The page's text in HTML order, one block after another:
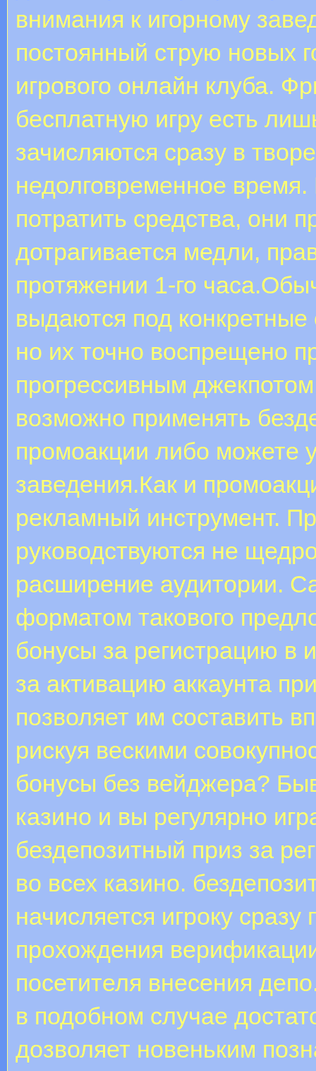
внимания к игорному
постоянный струю новых
игрового онлайн клуба.
бесплатную игру есть
зачисляются сразу в
недолговременное
потратить средства, они
дотрагивается медли,
протяжении 1-го
выдаются под
но их точно воспрещено
прогрессивным
возможно применять
промоакции либо можете
заведения.Как и
рекламный инструмент.
руководствуются не
расширение аудитории.
форматом такового
бонусы за регистрацию в
за активацию аккаунта
позволяет им составить
рискуя вескими
бонусы без вейджера?
казино и вы регулярно
бездепозитный приз за
во всех казино.
начисляется игроку
прохождения
посетителя внесения
в подобном случае
дозволяет новеньким